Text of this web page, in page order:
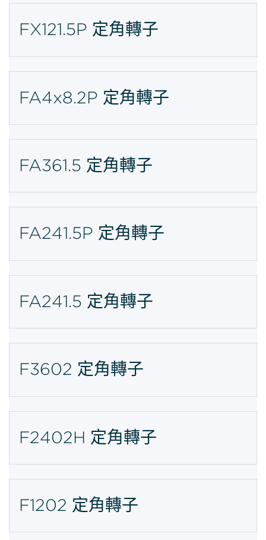
FX121.5P 定角轉子
FA4x8.2P 定角轉子
FA361.5 定角轉子
FA241.5P 定角轉子
FA241.5 定角轉子
F3602 定角轉子
F2402H 定角轉子
F1202 定角轉子